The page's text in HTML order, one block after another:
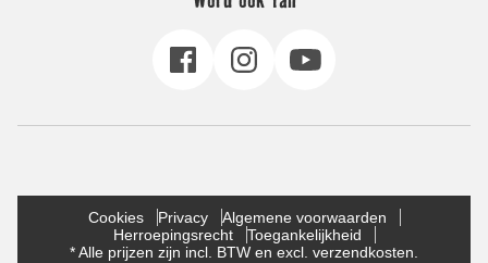
Cookies Privacy
Algemene voorwaarden
Herroepingsrecht
Toegankelijkheid
* Alle prijzen zijn incl. BTW en excl. verzendkosten.